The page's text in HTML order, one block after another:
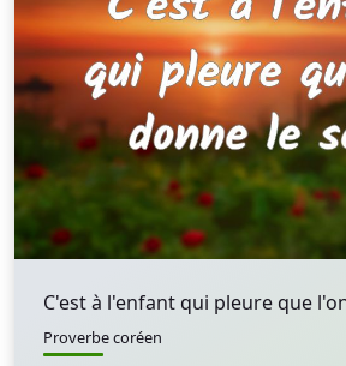
C'est à l'enfant qui pleure que
Proverbe coréen